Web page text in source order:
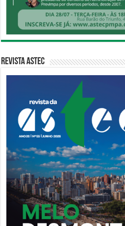
Revista Astec